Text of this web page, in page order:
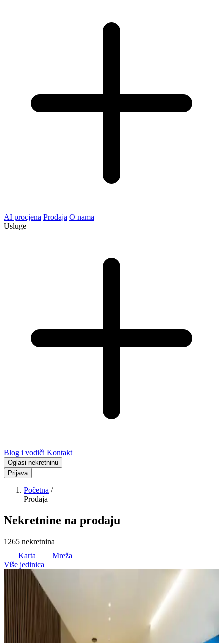
AI procjena Prodaja O nama
Usluge
Blog i vodiči Kontakt
Oglasi nekretninu
Prijava
Početna /
Prodaja
Nekretnine na prodaju
1265 nekretnina
Karta
Mreža
Više jedinica